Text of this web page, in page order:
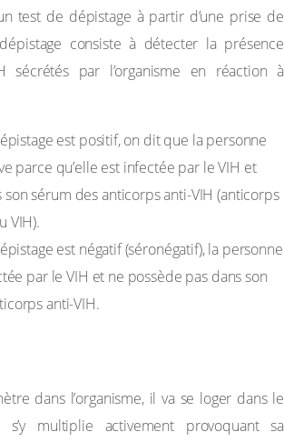
test de dépistage à partir d’une prise de
consiste à détecter la présence
sécrétés par l’organisme en réaction à
est positif, on dit que la personne
parce qu’elle est infectée par le VIH et
son sérum des anticorps anti-VIH (anticorps
VIH).
est négatif (séronégatif), la personne
par le VIH et ne possède pas dans son
anti-VIH.
dans l’organisme, il va se loger dans le
s’y multiplie activement provoquant sa